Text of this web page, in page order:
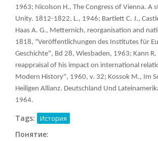
1963; Nicolson H., The Congress of Vienna. A
Unity. 1812-1822, L., 1946; Bartlett C. J.,
Haas A. G., Metternich, reorganisation and
1818, "Veröffentlichungen des Institutes für
Geschichte", Bd 28, Wiesbaden, 1963; Kann
reappraisal of his impact on international
Modern History", 1960, v. 32; Kossok M., Im
Heiligen Allianz. Deutschland Und
1964.
Tags: История
Понятие: